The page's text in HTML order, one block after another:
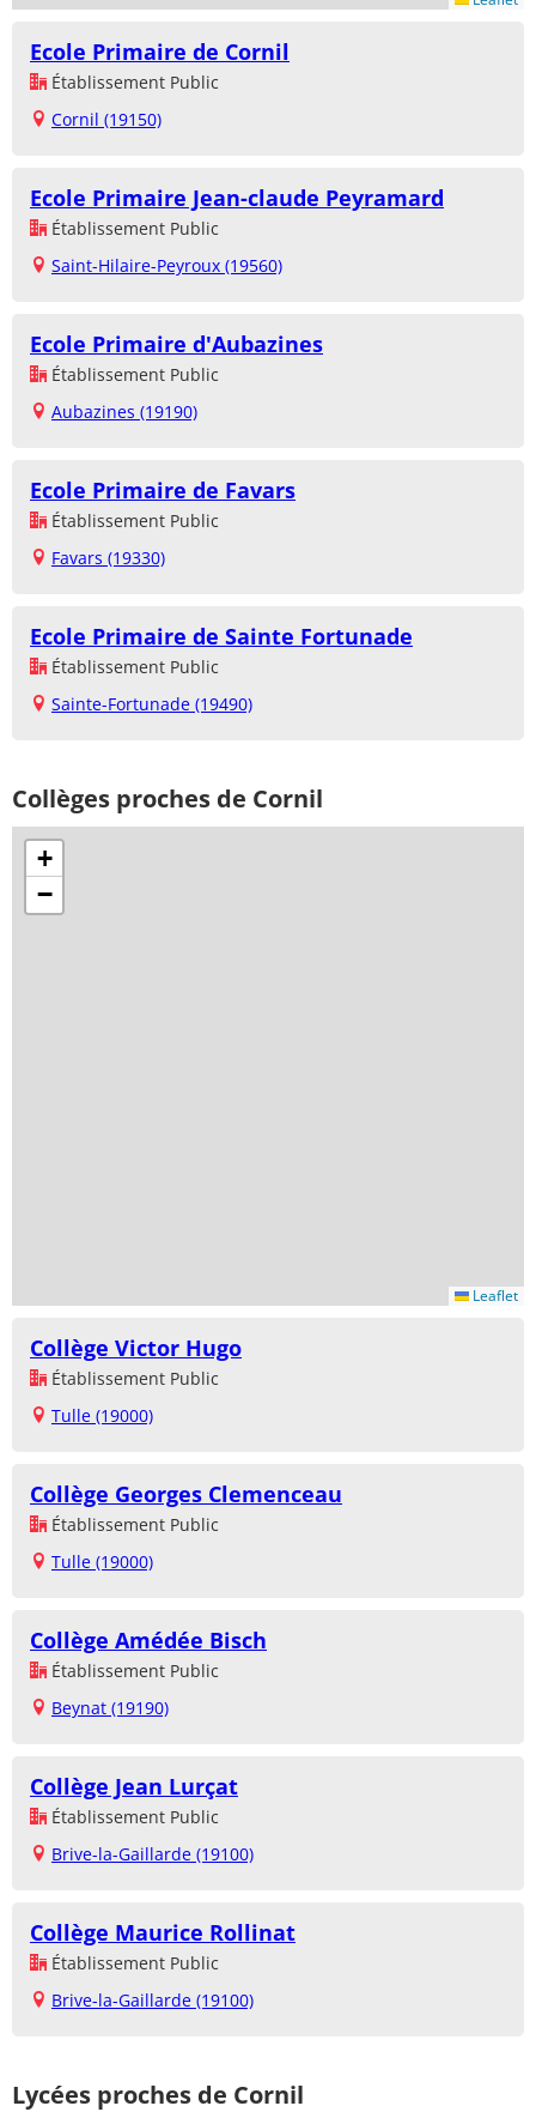
Ecole Primaire de Cornil
Établissement Public
Cornil (19150)
Ecole Primaire Jean-claude Peyramard
Établissement Public
Saint-Hilaire-Peyroux (19560)
Ecole Primaire d'Aubazines
Établissement Public
Aubazines (19190)
Ecole Primaire de Favars
Établissement Public
Favars (19330)
Ecole Primaire de Sainte Fortunade
Établissement Public
Sainte-Fortunade (19490)
Collèges proches de Cornil
+
−
Leaflet
Collège Victor Hugo
Établissement Public
Tulle (19000)
Collège Georges Clemenceau
Établissement Public
Tulle (19000)
Collège Amédée Bisch
Établissement Public
Beynat (19190)
Collège Jean Lurçat
Établissement Public
Brive-la-Gaillarde (19100)
Collège Maurice Rollinat
Établissement Public
Brive-la-Gaillarde (19100)
Lycées proches de Cornil